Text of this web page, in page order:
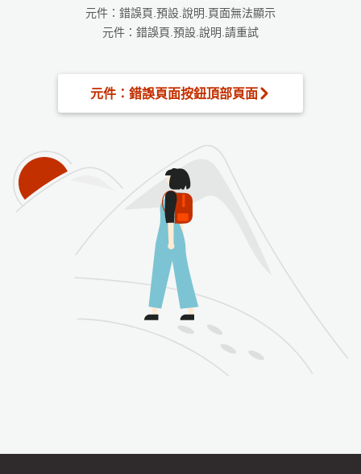
元件：錯誤頁.預設.說明.頁面無法顯示
元件：錯誤頁.預設.說明.請重試
元件：錯誤頁面按鈕頂部頁面